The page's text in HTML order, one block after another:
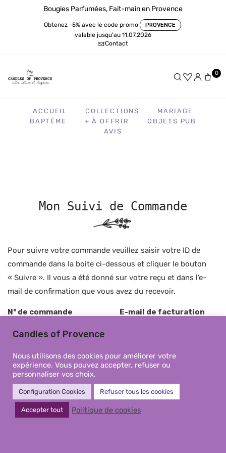
Bougies Parfumées, Fait-main en Provence
Obtenez -5% avec le code promo PROVENCE
valable jusqu'au 11.07.2026
Contact
0
ACCUEIL COLLECTIONS
MARIAGE
BAPTÊME
+ À OFFRIR
OBJETS PUB
AVIS
Mon Suivi de Commande
Pour suivre votre commande veuillez saisir votre ID de
commande dans la boite ci-dessous et cliquer le bouton
« Suivre ». Il vous a été donné sur votre reçu et dans l’e-
mail de confirmation que vous avez du recevoir.
N° de commande E-mail de facturation
SUIVRE
Candles of Provence
Nous utilisons des cookies pour améliorer votre
expérience. Vous pouvez accepter, refuser ou
personnaliser vos choix.
Configuration Cookies Refuser tous les cookies
Accepter tout Politique de cookies